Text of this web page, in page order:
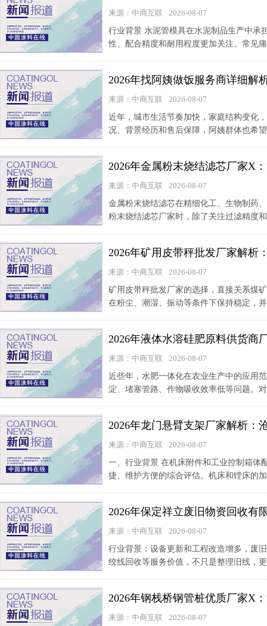
来源：中商互联
2026-08-07
行业背景 水泥管模具在水泥制品生产中承
性、配合精度和耐用程度更加关注。常见
2026年找阿姨做饭服务商详细解
来源：中商互联
2026-08-07
近年，城市生活节奏加快，家庭结构变化
况、背景经历和售后保障，阿姨群体也希
2026年金属粉末烧结滤芯厂家X
来源：中商互联
2026-08-07
金属粉末烧结滤芯在精细化工、生物制药
粉末烧结滤芯厂家时，除了关注过滤精度
2026年矿用皮带秤批发厂家解析
来源：中商互联
2026-08-07
矿用皮带秤批发厂家的选择，直接关系煤
在粉尘、潮湿、振动等条件下保持稳定，
2026年液体水溶硅肥原料供货商
来源：中商互联
2026-08-07
近些年，水肥一体化在农业生产中的应用
淀、堵塞管路、作物吸收效率低等问题。
2026年龙门悬臂支架厂家解析：
来源：中商互联
2026-08-07
一、行业背景 在机床附件和工业控制箱体
捷、维护方便的综合评估。机床和镗床的
2026年保定祥立废旧物资回收有
来源：中商互联
2026-08-07
行业背景：设备更新和工程改造增多，废
绞线回收等服务价值，不只是整理旧线，
2026年钢栈桥钢管桩优质厂家X
来源：中商互联 2026-08-07